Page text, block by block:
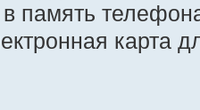
память
карта